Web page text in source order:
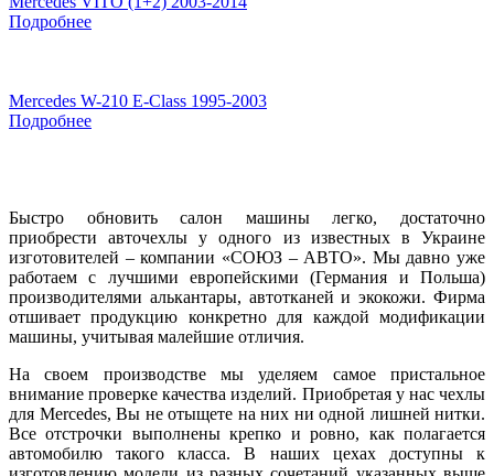
Подробнее
Mercedes W-210 E-Class 1995-2003
Подробнее
Быстро обновить салон машины легко, достаточно
приобрести авточехлы у одного из известных в Украине
изготовителей – компании «СОЮЗ – АВТО». Мы давно уже
работаем с лучшими европейскими (Германия и Польша)
производителями алькантары, автотканей и экокожи. Фирма
отшивает продукцию конкретно для каждой модификации
машины, учитывая малейшие отличия.
На своем производстве мы уделяем самое пристальное
внимание проверке качества изделий. Приобретая у нас чехлы
для Mercedes, Вы не отыщете на них ни одной лишней нитки.
Все отстрочки выполнены крепко и ровно, как полагается
автомобилю такого класса. В наших цехах доступны к